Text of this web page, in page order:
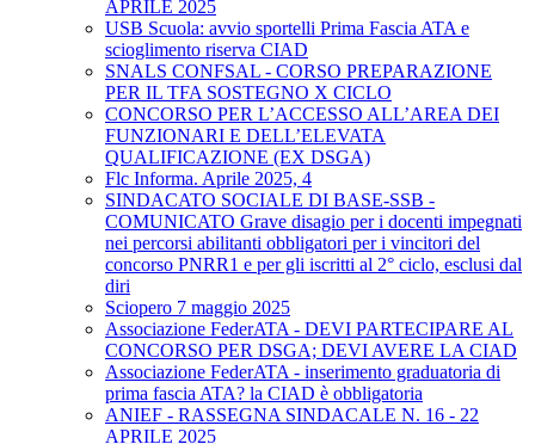
APRILE 2025
USB Scuola: avvio sportelli Prima Fascia ATA e
scioglimento riserva CIAD
SNALS CONFSAL - CORSO PREPARAZIONE
PER IL TFA SOSTEGNO X CICLO
CONCORSO PER L’ACCESSO ALL’AREA DEI
FUNZIONARI E DELL’ELEVATA
QUALIFICAZIONE (EX DSGA)
Flc Informa. Aprile 2025, 4
SINDACATO SOCIALE DI BASE-SSB -
COMUNICATO Grave disagio per i docenti impegnati
nei percorsi abilitanti obbligatori per i vincitori del
concorso PNRR1 e per gli iscritti al 2° ciclo, esclusi dal
diri
Sciopero 7 maggio 2025
Associazione FederATA - DEVI PARTECIPARE AL
CONCORSO PER DSGA; DEVI AVERE LA CIAD
Associazione FederATA - inserimento graduatoria di
prima fascia ATA? la CIAD è obbligatoria
ANIEF - RASSEGNA SINDACALE N. 16 - 22
APRILE 2025